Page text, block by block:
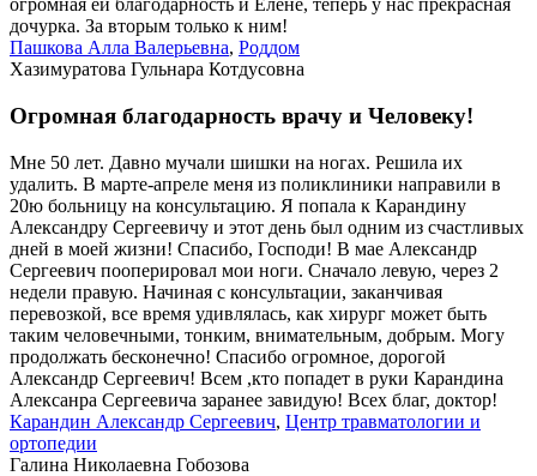
огромная ей благодарность и Елене, теперь у нас прекрасная
дочурка. За вторым только к ним!
Пашкова Алла Валерьевна, Роддом
Хазимуратова Гульнара Котдусовна
Огромная благодарность врачу и Человеку!
Мне 50 лет. Давно мучали шишки на ногах. Решила их
удалить. В марте-апреле меня из поликлиники направили в
20ю больницу на консультацию. Я попала к Карандину
Александру Сергеевичу и этот день был одним из счастливых
дней в моей жизни! Спасибо, Господи! В мае Александр
Сергеевич пооперировал мои ноги. Сначало левую, через 2
недели правую. Начиная с консультации, заканчивая
перевозкой, все время удивлялась, как хирург может быть
таким человечными, тонким, внимательным, добрым. Могу
продолжать бесконечно! Спасибо огромное, дорогой
Александр Сергеевич! Всем ,кто попадет в руки Карандина
Алексанра Сергеевича заранее завидую! Всех благ, доктор!
Карандин Александр Сергеевич, Центр травматологии и
ортопедии
Галина Николаевна Гобозова